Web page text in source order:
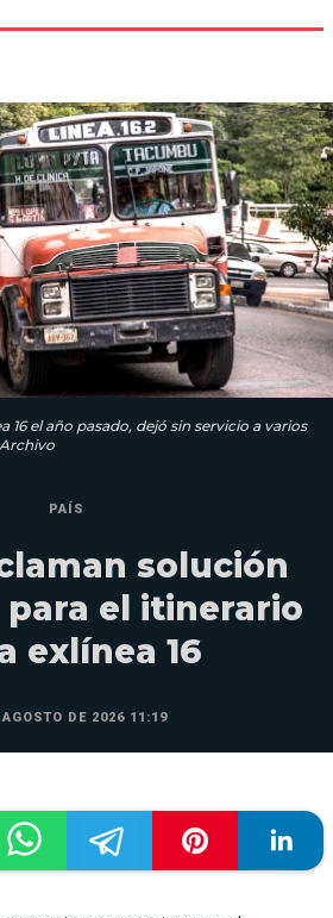
16 el año pasado, dejó sin servicio a varios
PAÍS
solución
el itinerario
exlínea 16
AGOSTO DE 2026 11:19